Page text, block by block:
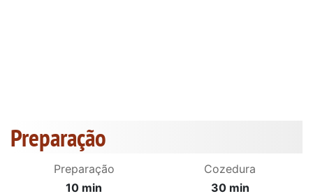
Preparação
Preparação
10 min
Cozedura
30 min